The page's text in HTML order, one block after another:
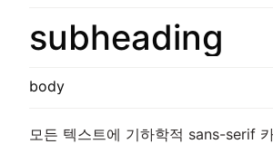
subheading
body
모든 텍스트에 기하학적 sans-serif